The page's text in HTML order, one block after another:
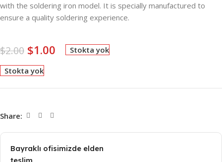
with the soldering iron model. It is specially manufactured to
ensure a quality soldering experience.
$2.00 $1.00 Stokta yok
Stokta yok
Share:
Bayraklı ofisimizde elden